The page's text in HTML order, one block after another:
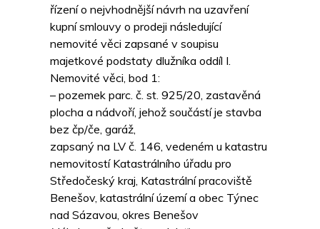
řízení o nejvhodnější návrh na uzavření
kupní smlouvy o prodeji následující
nemovité věci zapsané v soupisu
majetkové podstaty dlužníka oddíl I.
Nemovité věci, bod 1:
– pozemek parc. č. st. 925/20, zastavěná
plocha a nádvoří, jehož součástí je stavba
bez čp/če, garáž,
zapsaný na LV č. 146, vedeném u katastru
nemovitostí Katastrálního úřadu pro
Středočeský kraj, Katastrální pracoviště
Benešov, katastrální území a obec Týnec
nad Sázavou, okres Benešov